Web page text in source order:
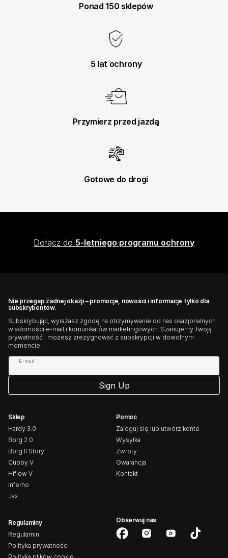
Ponad 150 sklepów
5 lat ochrony
Przymierz przed jazdą
Gotowe do drogi
Dołącz do 5-letniego programu ochrony
Nie przegap żadnej okazji – promocje, nowości i informacje tylko dla
subskrybentów.
Subskrybując, wyrażasz zgodę na otrzymywanie od nas okazjonalnych
wiadomości e-mail i komunikatów marketingowych. Szanujemy Twoją
prywatność i możesz zrezygnować z subskrypcji w dowolnym
momencie.
E-mail
Sign Up
Obserwuj nas
FacebookInstagramYoutubeTikTok
Sklep
Hardy 3.0
Borg 2.0
Borg II Story
Cubby V
Hiflow V
Inferno
Jax
Pomoc
Zaloguj się lub utwórz konto
Wysyłka
Zwroty
Gwarancja
Kontakt
Regulaminy
Regulamin
Polityka prywatności